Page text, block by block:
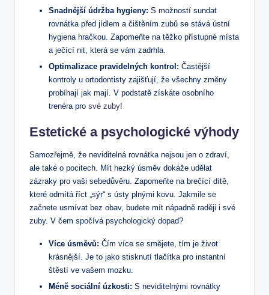
Snadnější údržba hygieny: S možností sundat
rovnátka před jídlem a čištěním zubů se stává ústní
hygiena hračkou. Zapomeňte na těžko přístupné místa
a ječící nit, která se vám zadrhla.
Optimalizace pravidelných kontrol: Častější
kontroly u ortodontisty zajišťují, že všechny změny
probíhají jak mají. V podstatě získáte osobního
trenéra pro své zuby!
Estetické a psychologické výhody
Samozřejmě, že neviditelná rovnátka nejsou jen o zdraví,
ale také o pocitech. Mít hezký úsměv dokáže udělat
zázraky pro vaši sebedůvěru. Zapomeňte na brečící dítě,
které odmítá říct „sýr“ s ústy plnými kovu. Jakmile se
začnete usmívat bez obav, budete mít nápadně raději i své
zuby. V čem spočívá psychologický dopad?
Více úsměvů: Čím více se smějete, tím je život
krásnější. Je to jako stisknutí tlačítka pro instantní
štěstí ve vašem mozku.
Méně sociální úzkosti: S neviditelnými rovnátky